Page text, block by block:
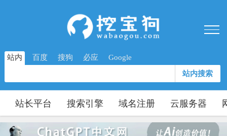
站内 百度 搜狗 必应 Google
站内搜索
站长平台 搜索引擎 域名注册 云服务器